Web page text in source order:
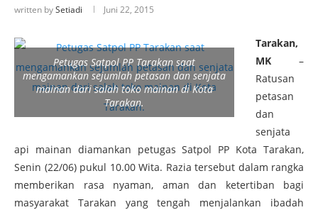
written bySetiadi Juni 22, 2015
Petugas Satpol PP Tarakan saat
mengamankan sejumlah petasan dan senjata
mainan dari salah toko mainan di Kota
Tarakan.
Tarakan,
MK –
Ratusan
petasan
dan
senjata
api mainan diamankan petugas Satpol PP Kota Tarakan,
Senin (22/06) pukul 10.00 Wita. Razia tersebut dalam rangka
memberikan rasa nyaman, aman dan ketertiban bagi
masyarakat Tarakan yang tengah menjalankan ibadah